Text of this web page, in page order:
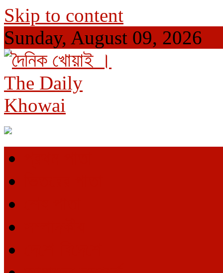
Skip to content
Sunday, August 09, 2026
দৈনিক খোয়াই । The Daily Khowai
Official Newspaper